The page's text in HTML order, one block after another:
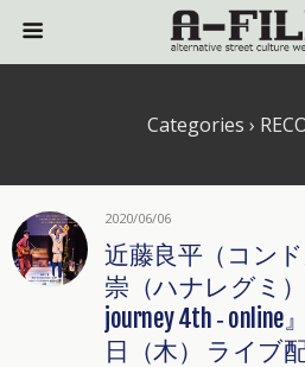
Categories ›
2020/06/06
近藤良平（コン
崇（ハナレグミ
journey 4th ‐ online
日（木） ライブ